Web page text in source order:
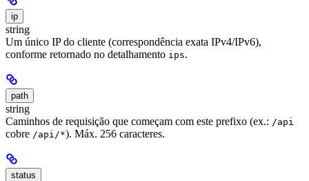
ip
string
Um único IP do cliente (correspondência exata IPv4/IPv6),
conforme retornado no detalhamento ips.
path
string
Caminhos de requisição que começam com este prefixo (ex.: /api
cobre /api/*). Máx. 256 caracteres.
status